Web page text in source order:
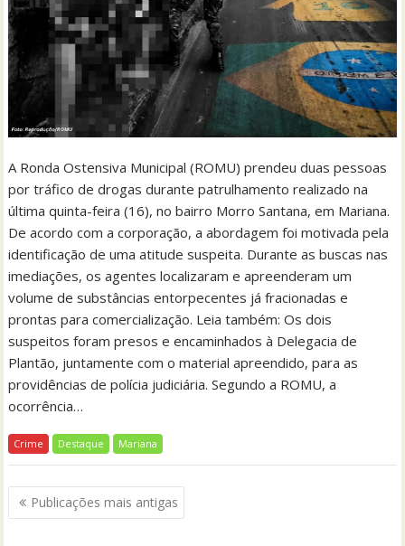
A Ronda Ostensiva Municipal (ROMU) prendeu duas pessoas
por tráfico de drogas durante patrulhamento realizado na
última quinta-feira (16), no bairro Morro Santana, em Mariana.
De acordo com a corporação, a abordagem foi motivada pela
identificação de uma atitude suspeita. Durante as buscas nas
imediações, os agentes localizaram e apreenderam um
volume de substâncias entorpecentes já fracionadas e
prontas para comercialização. Leia também: Os dois
suspeitos foram presos e encaminhados à Delegacia de
Plantão, juntamente com o material apreendido, para as
providências de polícia judiciária. Segundo a ROMU, a
ocorrência…
Crime Destaque Mariana
Navegação
por
Publicações mais antigas